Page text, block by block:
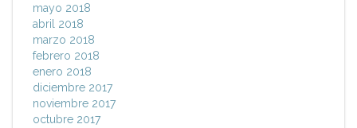
mayo 2018
abril 2018
marzo 2018
febrero 2018
enero 2018
diciembre 2017
noviembre 2017
octubre 2017